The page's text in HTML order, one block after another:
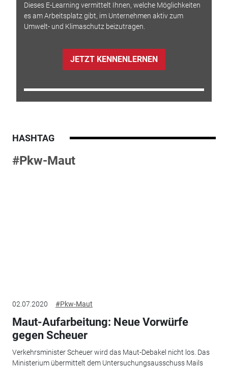
Dieses E-Learning vermittelt Ihnen, welche Möglichkeiten
es am Arbeitsplatz gibt, im Unternehmen aktiv zum
Umwelt- und Klimaschutz beizutragen.
JETZT KENNENLERNEN
HASHTAG
#Pkw-Maut
02.07.2020 #Pkw-Maut
Maut-Aufarbeitung: Neue Vorwürfe
gegen Scheuer
Verkehrsminister Scheuer wird das Maut-Debakel nicht los. Das
Ministerium übermittelt dem Untersuchungsausschuss Mails